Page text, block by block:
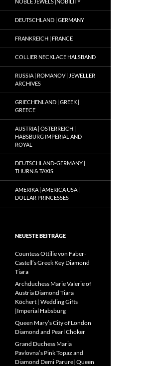
DEUTSCHLAND | GERMANY
FRANKREICH | FRANCE
COLLIER NECKLACE HALSBAND
RUSSIA | ROMANOV | JEWELLER
ARCHIVES
GRIECHENLAND | GREEK |
GREECE
AUSTRIA | ÖSTERREICH |
HABSBURG IMPERIAL AND
ROYAL
DEUTSCHLAND-GERMANY |
THURN & TAXIS
AMERIKA | AMERICA USA |
DOLLAR PRINCESSES
NEUESTE BEITRÄGE
Countess Ottilie von Faber-
Castell’s Greek Key Diamond
Tiara
Archduchess Marie Valerie of
Austria Diamond Tiara
Köchert | Wedding Gifts
|Imperial Habsburg
Queen Mary’s City of London
Diamond and Pearl Choker
Grand Duchess Maria
Pavlovna’s Pink Topaz and
Diamond Demi Parure| Queen